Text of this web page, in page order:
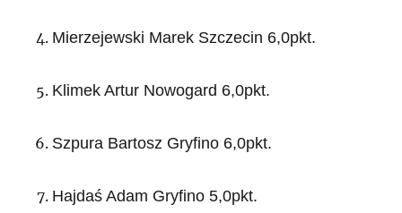
Mierzejewski Marek Szczecin 6,0pkt.
Klimek Artur Nowogard 6,0pkt.
Szpura Bartosz Gryfino 6,0pkt.
Hajdaś Adam Gryfino 5,0pkt.